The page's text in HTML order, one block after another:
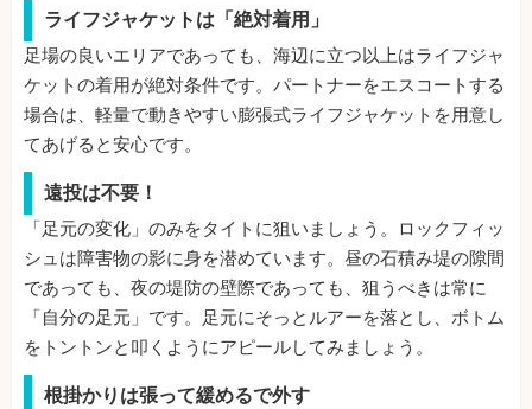
ライフジャケットは「絶対着用」
足場の良いエリアであっても、海辺に立つ以上はライフジャ
ケットの着用が絶対条件です。パートナーをエスコートする
場合は、軽量で動きやすい膨張式ライフジャケットを用意し
てあげると安心です。
遠投は不要！
「足元の変化」のみをタイトに狙いましょう。ロックフィッ
シュは障害物の影に身を潜めています。昼の石積み堤の隙間
であっても、夜の堤防の壁際であっても、狙うべきは常に
「自分の足元」です。足元にそっとルアーを落とし、ボトム
をトントンと叩くようにアピールしてみましょう。
根掛かりは張って緩めるで外す